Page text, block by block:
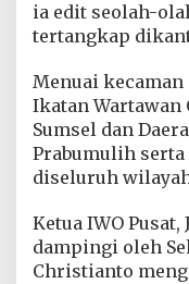
ia edit seolah-
tertangkap
Menuai
Ikatan Wartawan
Sumsel dan
Prabumulih serta
diseluruh wilayah
Ketua IWO
dampingi oleh
Christianto